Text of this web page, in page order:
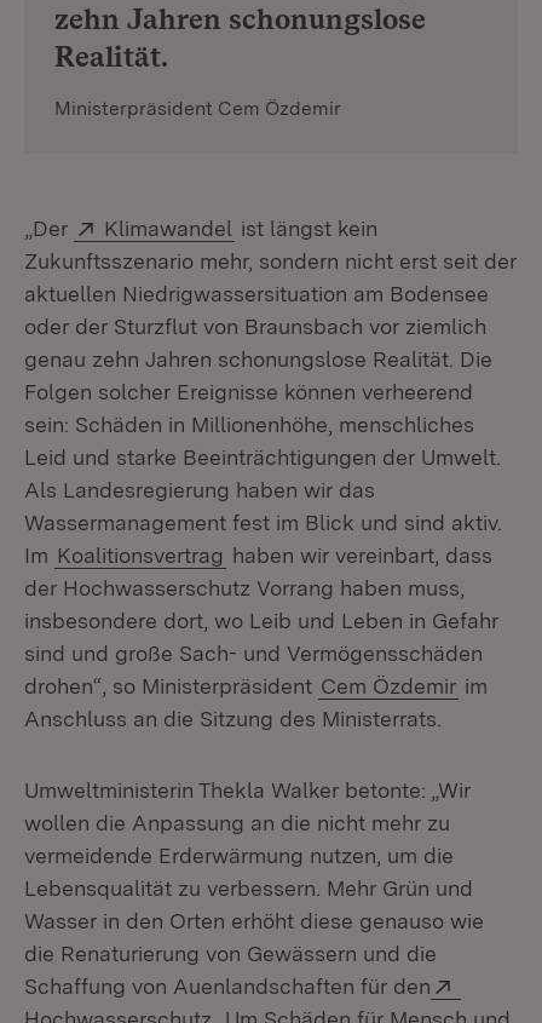
zehn Jahren schonungslose
Realität.
Ministerpräsident Cem Özdemir
„Der Extern:
Klimawandel (Öffnet in neuem Fenster)
ist längst kein
Zukunftsszenario mehr, sondern nicht erst seit der
aktuellen Niedrigwassersituation am Bodensee
oder der Sturzflut von Braunsbach vor ziemlich
genau zehn Jahren schonungslose Realität. Die
Folgen solcher Ereignisse können verheerend
sein: Schäden in Millionenhöhe, menschliches
Leid und starke Beeinträchtigungen der Umwelt.
Als Landesregierung haben wir das
Wassermanagement fest im Blick und sind aktiv.
Im Koalitionsvertrag haben wir vereinbart, dass
der Hochwasserschutz Vorrang haben muss,
insbesondere dort, wo Leib und Leben in Gefahr
sind und große Sach- und Vermögensschäden
drohen“, so Ministerpräsident Cem Özdemir im
Anschluss an die Sitzung des Ministerrats.
Umweltministerin Thekla Walker betonte: „Wir
wollen die Anpassung an die nicht mehr zu
vermeidende Erderwärmung nutzen, um die
Lebensqualität zu verbessern. Mehr Grün und
Wasser in den Orten erhöht diese genauso wie
die Renaturierung von Gewässern und die
Schaffung von Auenlandschaften für den
(Öffnet in neuem Fenster)